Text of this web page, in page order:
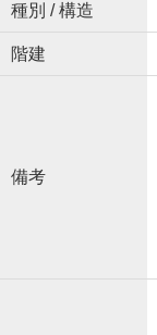
種別 / 構造
階建
備考